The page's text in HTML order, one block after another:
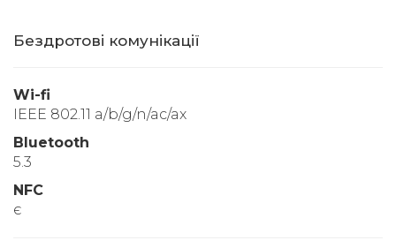
Бездротові комунікації
Wi-fi
IEEE 802.11 a/b/g/n/ac/ax
Bluetooth
5.3
NFC
є